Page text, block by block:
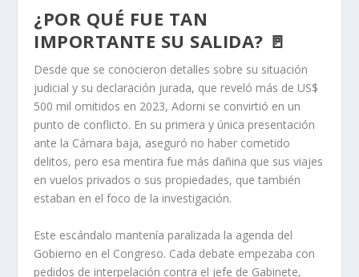
¿POR QUÉ FUE TAN
IMPORTANTE SU SALIDA? 🚪
Desde que se conocieron detalles sobre su situación
judicial y su declaración jurada, que reveló más de US$
500 mil omitidos en 2023, Adorni se convirtió en un
punto de conflicto. En su primera y única presentación
ante la Cámara baja, aseguró no haber cometido
delitos, pero esa mentira fue más dañina que sus viajes
en vuelos privados o sus propiedades, que también
estaban en el foco de la investigación.
Este escándalo mantenía paralizada la agenda del
Gobierno en el Congreso. Cada debate empezaba con
pedidos de interpelación contra el jefe de Gabinete,